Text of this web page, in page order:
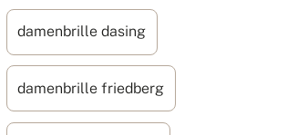
damenbrille dasing
damenbrille friedberg